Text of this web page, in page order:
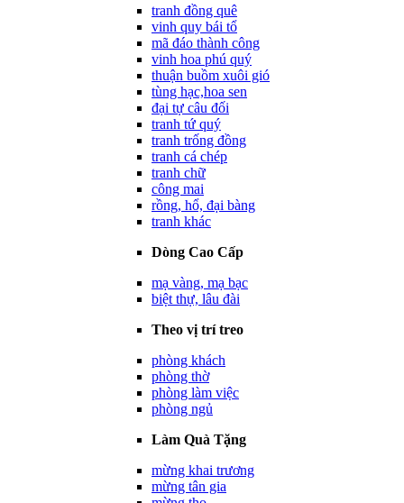
tranh đồng quê
vinh quy bái tổ
mã đáo thành công
vinh hoa phú quý
thuận buồm xuôi gió
tùng hạc,hoa sen
đại tự câu đối
tranh tứ quý
tranh trống đồng
tranh cá chép
tranh chữ
công mai
rồng, hổ, đại bàng
tranh khác
Dòng Cao Cấp
mạ vàng, mạ bạc
biệt thự, lâu đài
Theo vị trí treo
phòng khách
phòng thờ
phòng làm việc
phòng ngủ
Làm Quà Tặng
mừng khai trương
mừng tân gia